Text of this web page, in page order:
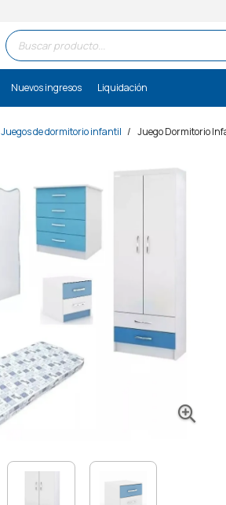
Búsqueda
de
productos
Nuevos ingresos Liquidación
Juegos de dormitorio infantil / Juego Dormitorio